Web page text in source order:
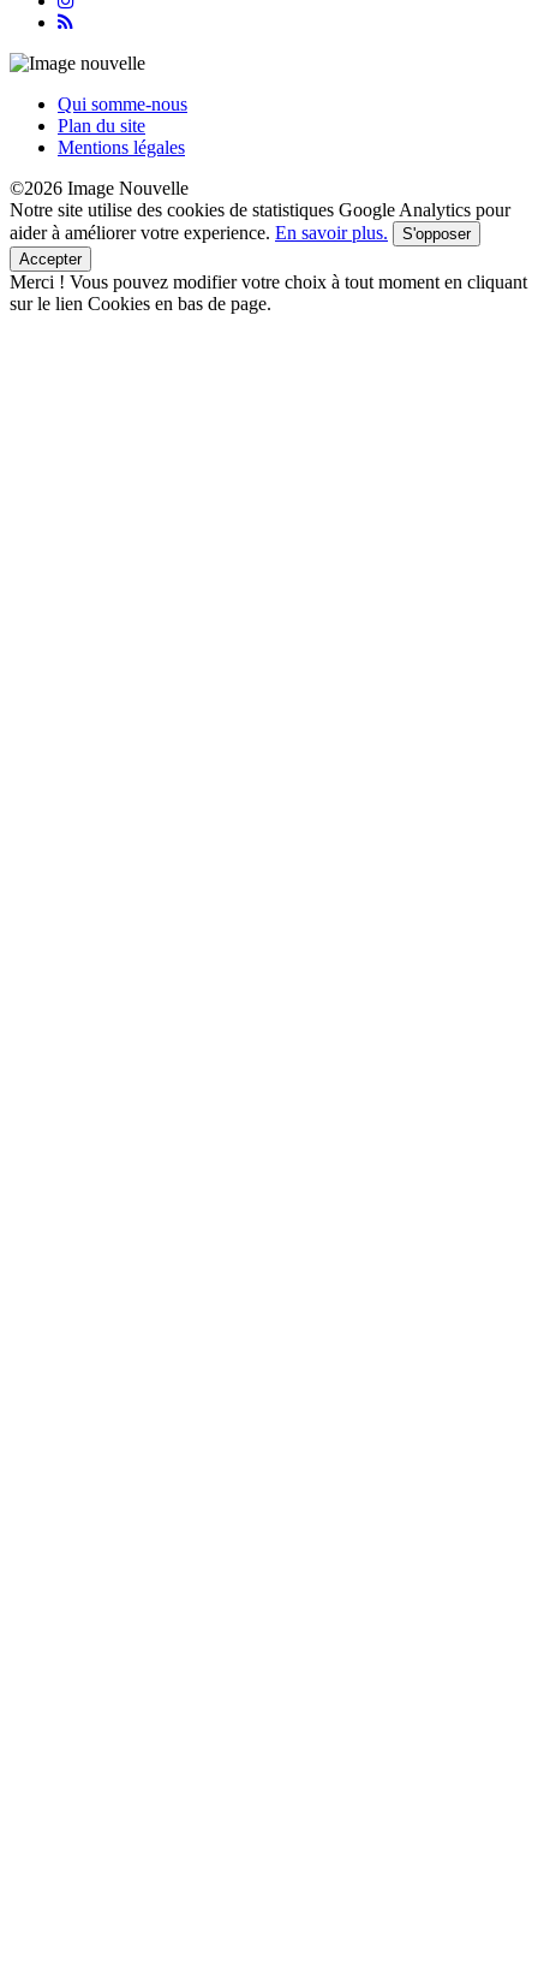
Qui somme-nous
Plan du site
Mentions légales
©2026 Image Nouvelle
Notre site utilise des cookies de statistiques Google Analytics pour
aider à améliorer votre experience. En savoir plus.
S'opposer
Accepter
Merci ! Vous pouvez modifier votre choix à tout moment en cliquant
sur le lien Cookies en bas de page.